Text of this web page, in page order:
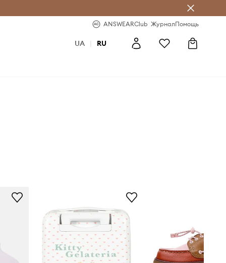
ANSWEARClub ЖурналПомощь
UA | RU